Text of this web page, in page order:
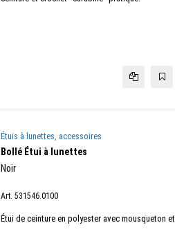
Étuis à lunettes, accessoires
Bollé Étui à lunettes
Noir
Art. 531546.0100
Étui de ceinture en polyester avec mousqueton